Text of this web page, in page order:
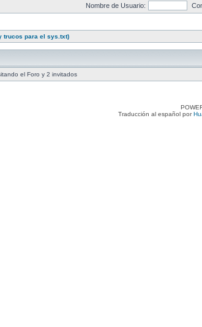
Nombre de Usuario:
trucos para el sys.txt)
el Foro y 2 invitados
Traducción al español por